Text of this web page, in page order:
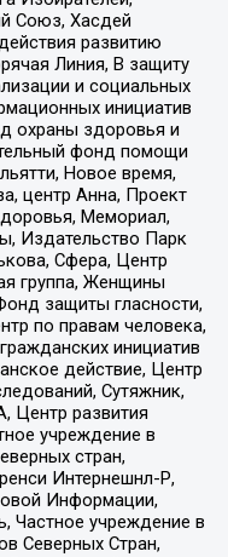
Союз, Хасдей
развитию
Линия, В защиту
и социальных
инициатив
охраны здоровья и
фонд помощи
Новое время,
центр Анна, Проект
Мемориал,
Издательство Парк
Сфера, Центр
группа, Женщины
защиты гласности,
по правам человека,
инициатив
действие, Центр
Сутяжник,
развития
учреждение в
стран,
Интернешнл-Р,
Информации,
Частное учреждение в
Северных Стран,